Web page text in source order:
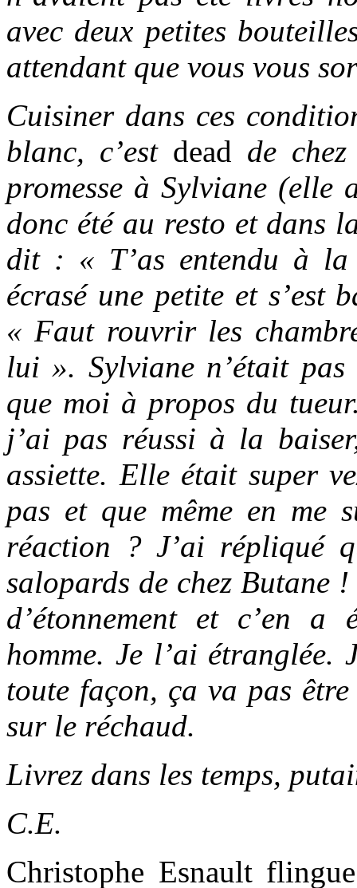
avec deux petites
attendant que vous vous
Cuisiner dans ces
blanc, c’est dead de
promesse à Sylviane (elle
donc été au resto et dans
dit : « T’as entendu à
écrasé une petite et s’est
« Faut rouvrir les
lui ». Sylviane n’était pas
que moi à propos du
j’ai pas réussi à la
assiette. Elle était super
pas et que même en me
réaction ? J’ai répliqué
salopards de chez Butane
d’étonnement et c’en
homme. Je l’ai étranglée.
toute façon, ça va pas
sur le réchaud.
Livrez dans les temps,
C.E.
Christophe Esnault